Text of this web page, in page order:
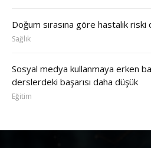
Doğum sırasına göre hastalık
Sağlık
Sosyal medya kullanmaya erken
derslerdeki başarısı daha düşük
Eğitim